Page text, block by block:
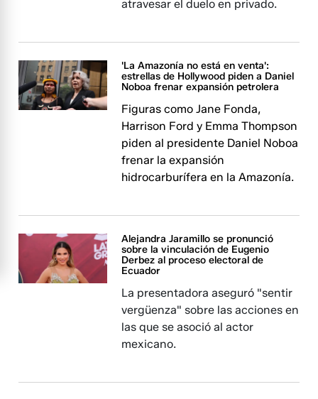
atravesar el duelo en privado.
'La Amazonía no está en venta':
estrellas de Hollywood piden a Daniel
Noboa frenar expansión petrolera
Figuras como Jane Fonda,
Harrison Ford y Emma Thompson
piden al presidente Daniel Noboa
frenar la expansión
hidrocarburífera en la Amazonía.
Alejandra Jaramillo se pronunció
sobre la vinculación de Eugenio
Derbez al proceso electoral de
Ecuador
La presentadora aseguró "sentir
vergüenza" sobre las acciones en
las que se asoció al actor
mexicano.